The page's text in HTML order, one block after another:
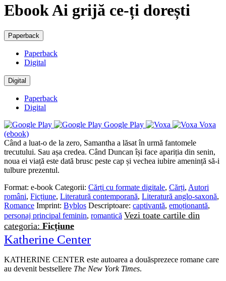
Ebook Ai grijă ce-ți dorești
Paperback
Paperback
Digital
Digital
Paperback
Digital
Google Play
Voxa
(ebook)
Când a luat-o de la zero, Samantha a lăsat în urmă fantomele
trecutului. Sau așa credea. Când Duncan își face apariția din senin,
noua ei viață este dată brusc peste cap și vechea iubire amenință să-i
tulbure prezentul.
Format: e-book Categorii: Cărți cu formate digitale, Cărți, Autori
români, Ficțiune, Literatură contemporană, Literatură anglo-saxonă,
Romance Imprint: Byblos Descriptoare: captivantă, emoționantă,
personaj principal feminin, romantică Vezi toate cartile din
categoria: Ficțiune
Katherine Center
KATHERINE CENTER este autoarea a douăsprezece romane care
au devenit bestsellere The New York Times.